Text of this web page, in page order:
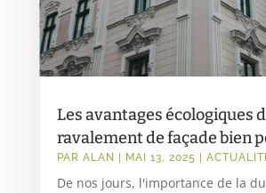
Les avantages écologiques
ravalement de façade bien
PAR ALAN MAI 13, 2025
De nos jours, l'importance de la